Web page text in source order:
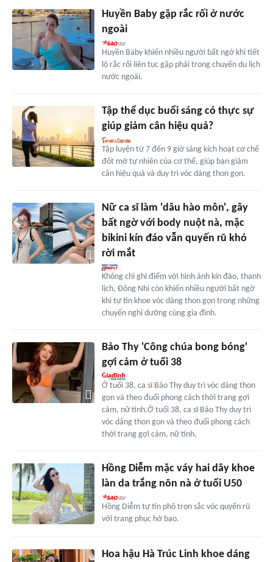
Huyền Baby gặp rắc rối ở nước
ngoài
Huyền Baby khiến nhiều người bất ngờ khi tiết
lộ rắc rối liên tục gặp phải trong chuyến du lịch
nước ngoài.
Tập thể dục buổi sáng có thực sự
giúp giảm cân hiệu quả?
Tập luyện từ 7 đến 9 giờ sáng kích hoạt cơ chế
đốt mỡ tự nhiên của cơ thể, giúp bạn giảm
cân hiệu quả và duy trì vóc dáng thon gọn.
Nữ ca sĩ làm 'dâu hào môn', gây
bất ngờ với body nuột nà, mặc
bikini kín đáo vẫn quyến rũ khó
rời mắt
Không chỉ ghi điểm với hình ảnh kín đáo, thanh
lịch, Đông Nhi còn khiến nhiều người bất ngờ
khi tự tin khoe vóc dáng thon gọn trong những
chuyến nghỉ dưỡng cùng gia đình.
Bảo Thy 'Công chúa bong bóng'
gợi cảm ở tuổi 38
Ở tuổi 38, ca sĩ Bảo Thy duy trì vóc dáng thon
gọn và theo đuổi phong cách thời trang gợi
cảm, nữ tính.Ở tuổi 38, ca sĩ Bảo Thy duy trì
vóc dáng thon gọn và theo đuổi phong cách
thời trang gợi cảm, nữ tính.
Hồng Diễm mặc váy hai dây khoe
làn da trắng nõn nà ở tuổi U50
Hồng Diễm tự tin phô trọn sắc vóc quyến rũ
với trang phục hở bạo.
Hoa hậu Hà Trúc Linh khoe dáng